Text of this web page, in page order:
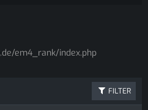
em4_rank/index.php
FILTER